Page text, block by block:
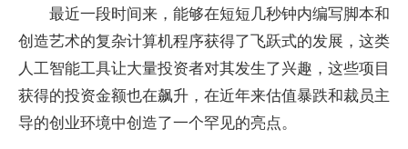
最近一段时间来，能够在短短几秒钟内编写脚本和
创造艺术的复杂计算机程序获得了飞跃式的发展，这类
人工智能工具让大量投资者对其发生了兴趣，这些项目
获得的投资金额也在飙升，在近年来估值暴跌和裁员主
导的创业环境中创造了一个罕见的亮点。